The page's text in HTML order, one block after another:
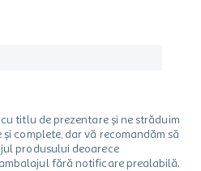
titlu de prezentare și ne străduim
complete, dar vă recomandăm să
produsului deoarece
fără notificare prealabilă.